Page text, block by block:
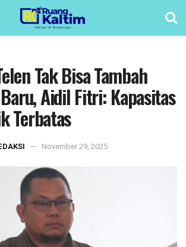
Tak Bisa Tambah
Aidil Fitri: Kapasitas
Terbatas
November 29, 2025